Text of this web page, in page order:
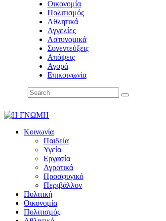
Οικονομία
Πολιτισμός
Αθλητικά
Αγγελίες
Αστυνομικά
Συνεντεύξεις
Απόψεις
Αγορά
Επικοινωνία
Κοινωνία
Παιδεία
Υγεία
Εργασία
Αγροτικά
Προσφυγικό
Περιβάλλον
Πολιτική
Οικονομία
Πολιτισμός